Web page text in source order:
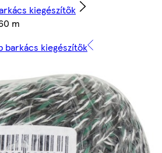
kiegészítők
m
barkács kiegészítők